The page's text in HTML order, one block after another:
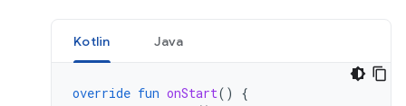
Kotlin Java
override fun onStart()
{